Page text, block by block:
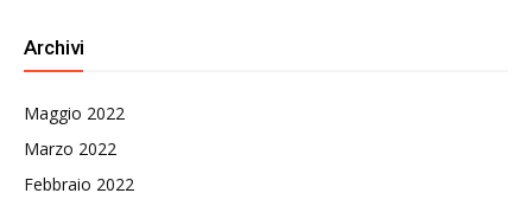
Archivi
Maggio 2022
Marzo 2022
Febbraio 2022